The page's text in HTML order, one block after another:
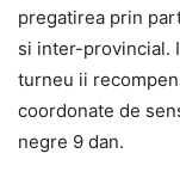
pregatirea prin
si inter-provincial.
turneu ii
coordonate de
negre 9 dan.